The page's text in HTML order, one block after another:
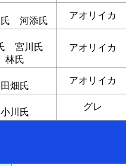
氏 河添氏
アオリイカ
宮川氏
林氏
アオリイカ
田畑氏
アオリイカ
小川氏
グレ